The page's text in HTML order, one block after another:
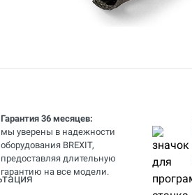
Гарантия 36 месяцев:
мы уверены в надежности
оборудования BREXIT,
предоставляя длительную
гарантию на все модели.